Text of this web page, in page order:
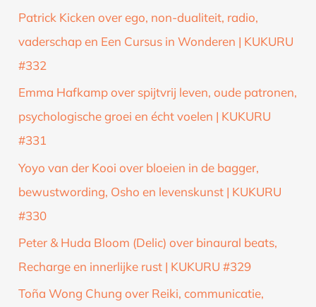
Patrick Kicken over ego, non-dualiteit, radio,
vaderschap en Een Cursus in Wonderen | KUKURU
#332
Emma Hafkamp over spijtvrij leven, oude patronen,
psychologische groei en écht voelen | KUKURU
#331
Yoyo van der Kooi over bloeien in de bagger,
bewustwording, Osho en levenskunst | KUKURU
#330
Peter & Huda Bloom (Delic) over binaural beats,
Recharge en innerlijke rust | KUKURU #329
Toña Wong Chung over Reiki, communicatie,